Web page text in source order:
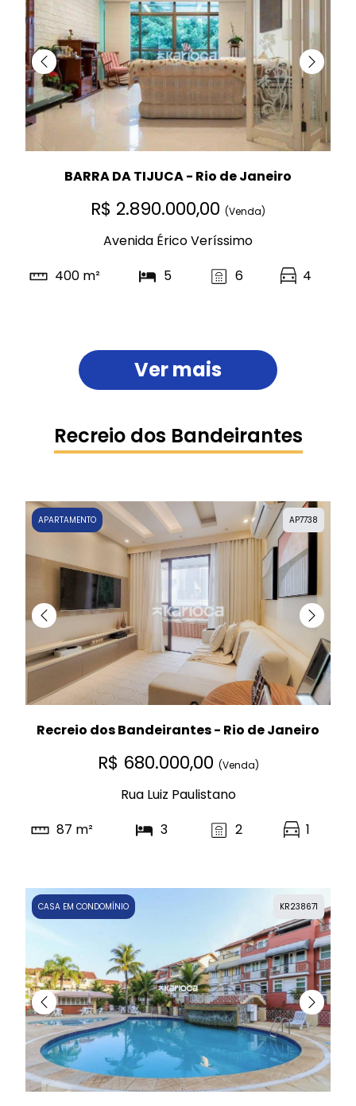
BARRA DA TIJUCA - Rio de Janeiro
R$ 2.890.000,00 (Venda)
Avenida Érico Veríssimo
400 m²
5 6 4
Ver mais
Recreio dos Bandeirantes
AP7738
APARTAMENTO
Recreio dos Bandeirantes - Rio de Janeiro
R$ 680.000,00 (Venda)
Rua Luiz Paulistano
87 m²
3 2 1
KR238671
CASA EM CONDOMÍNIO